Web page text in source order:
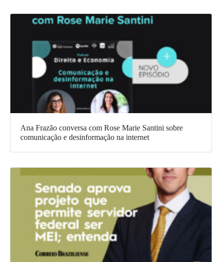
Ana Frazão conversa com Rose Marie Santini sobre
comunicação e desinformação na internet